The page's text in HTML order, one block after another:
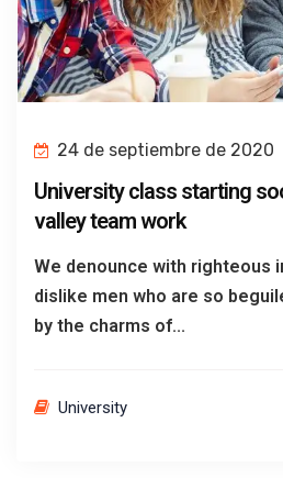
24 de septiembre de 2020
University class starting
valley team work
We denounce with righteous
dislike men who are so
by the charms of...
University